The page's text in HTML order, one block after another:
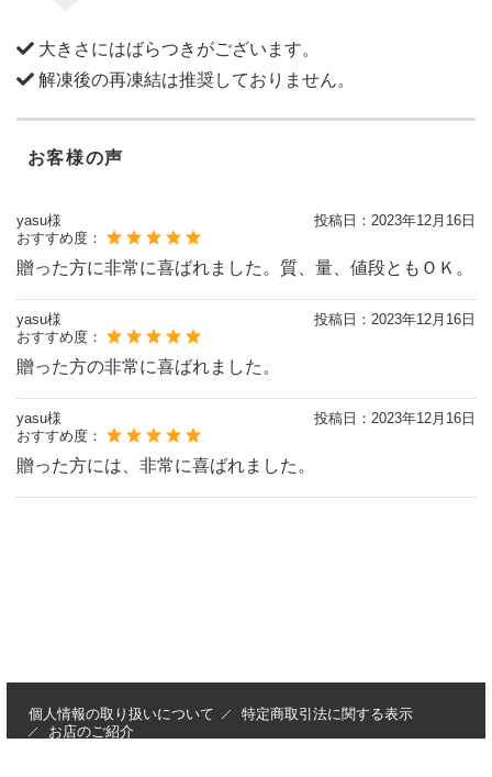
大きさにはばらつきがございます。
解凍後の再凍結は推奨しておりません。
お客様の声
yasu様 投稿日： 2023年12月16日
おすすめ度：
贈った方に非常に喜ばれました。質、量、値段ともＯＫ。
yasu様 投稿日： 2023年12月16日
おすすめ度：
贈った方の非常に喜ばれました。
yasu様 投稿日： 2023年12月16日
おすすめ度：
贈った方には、非常に喜ばれました。
個人情報の取り扱いについて
特定商取引法に関する表示
お店のご紹介